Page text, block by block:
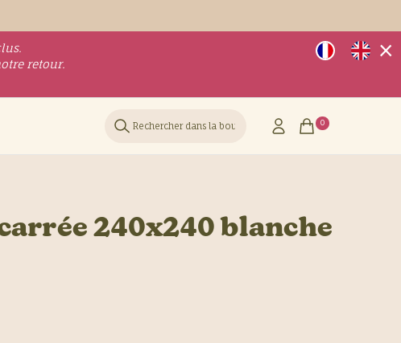
retour.
×
Rechercher 0
240x240 blanche